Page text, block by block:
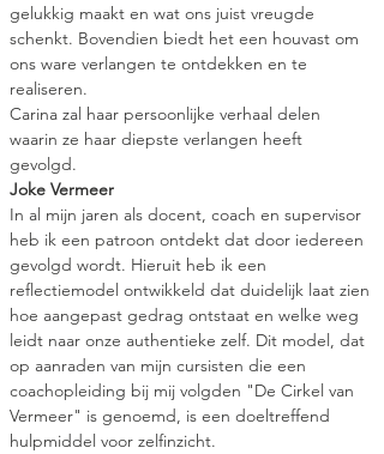
gelukkig maakt en wat ons juist vreugde
schenkt. Bovendien biedt het een houvast om
ons ware verlangen te ontdekken en te
realiseren.
Carina zal haar persoonlijke verhaal delen
waarin ze haar diepste verlangen heeft
gevolgd.
Joke Vermeer
In al mijn jaren als docent, coach en supervisor
heb ik een patroon ontdekt dat door iedereen
gevolgd wordt. Hieruit heb ik een
reflectiemodel ontwikkeld dat duidelijk laat zien
hoe aangepast gedrag ontstaat en welke weg
leidt naar onze authentieke zelf. Dit model, dat
op aanraden van mijn cursisten die een
coachopleiding bij mij volgden "De Cirkel van
Vermeer" is genoemd, is een doeltreffend
hulpmiddel voor zelfinzicht.